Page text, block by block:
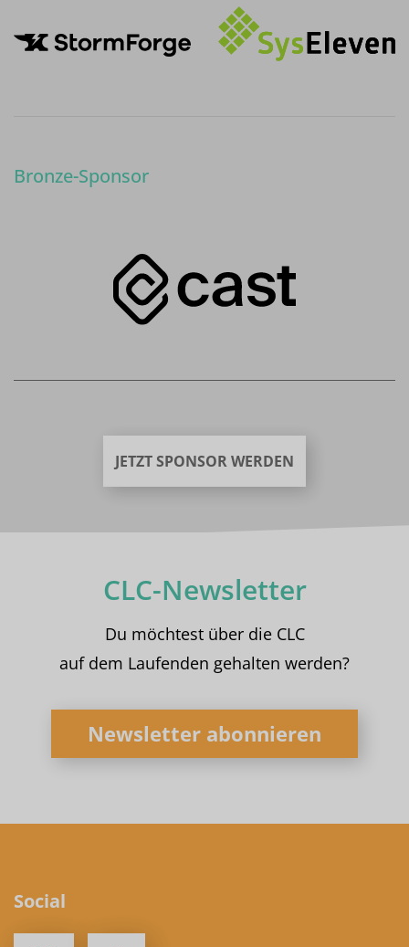
Bronze-Sponsor
JETZT SPONSOR WERDEN
CLC-Newsletter
Du möchtest über die CLC
auf dem Laufenden gehalten werden?
Newsletter abonnieren
Social